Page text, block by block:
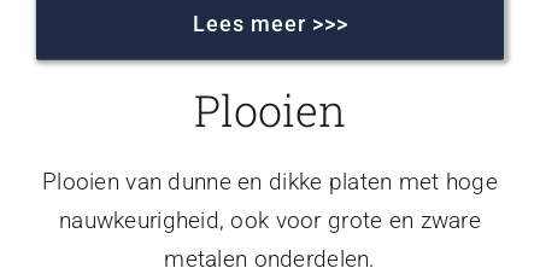
Lees meer >>>
Plooien
Plooien van dunne en dikke platen met hoge
nauwkeurigheid, ook voor grote en zware
metalen onderdelen.